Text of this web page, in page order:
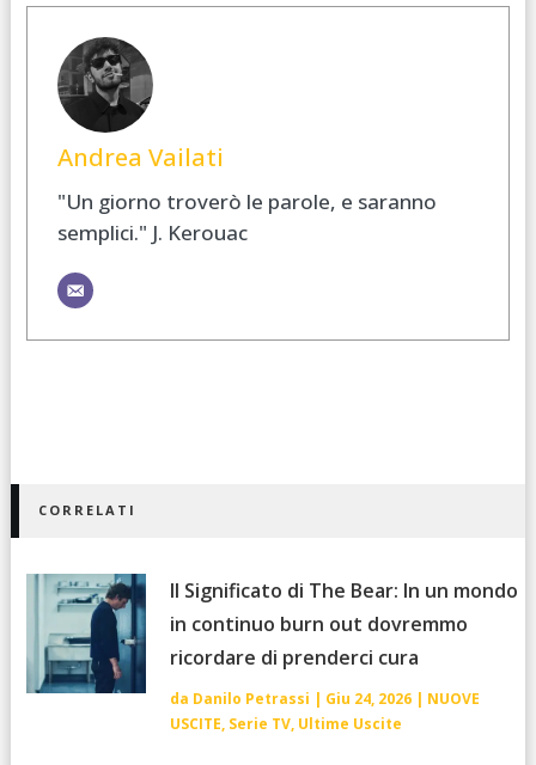
Andrea Vailati
"Un giorno troverò le parole, e saranno
semplici." J. Kerouac
CORRELATI
Il Significato di The Bear: In un mondo
in continuo burn out dovremmo
ricordare di prenderci cura
da Danilo Petrassi | Giu 24, 2026| NUOVE
USCITE, Serie TV, Ultime Uscite